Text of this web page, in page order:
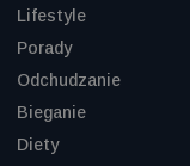
Lifestyle
Porady
Odchudzanie
Bieganie
Diety